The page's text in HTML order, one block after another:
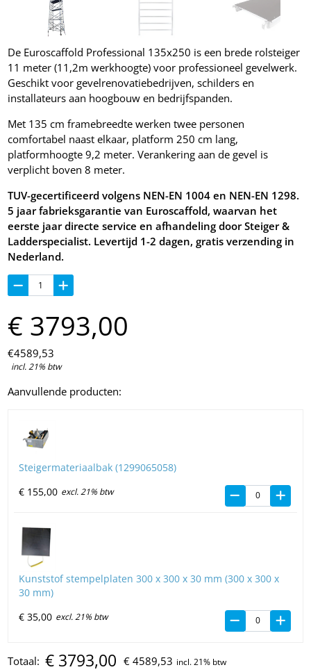
De Euroscaffold Professional 135x250 is een brede rolsteiger
11 meter (11,2m werkhoogte) voor professioneel gevelwerk.
Geschikt voor gevelrenovatiebedrijven, schilders en
installateurs aan hoogbouw en bedrijfspanden.
Met 135 cm framebreedte werken twee personen
comfortabel naast elkaar, platform 250 cm lang,
platformhoogte 9,2 meter. Verankering aan de gevel is
verplicht boven 8 meter.
TUV-gecertificeerd volgens NEN-EN 1004 en NEN-EN 1298.
5 jaar fabrieksgarantie van Euroscaffold, waarvan het
eerste jaar directe service en afhandeling door Steiger &
Ladderspecialist. Levertijd 1-2 dagen, gratis verzending in
Nederland.
€4589,53
incl. 21% btw
€ 3793,00
Aanvullende producten:
Steigermateriaalbak (1299065058)
€ 155,00 excl. 21% btw
Kunststof stempelplaten 300 x 300 x 30 mm (300 x 300 x
30 mm)
€35,00 excl. 21% btw
Totaal: € 4589,53
€ 3793,00